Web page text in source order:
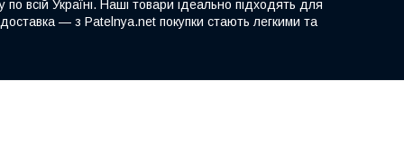
всій Україні. Наші товари ідеально підходять для
— з Patelnya.net покупки стають легкими та